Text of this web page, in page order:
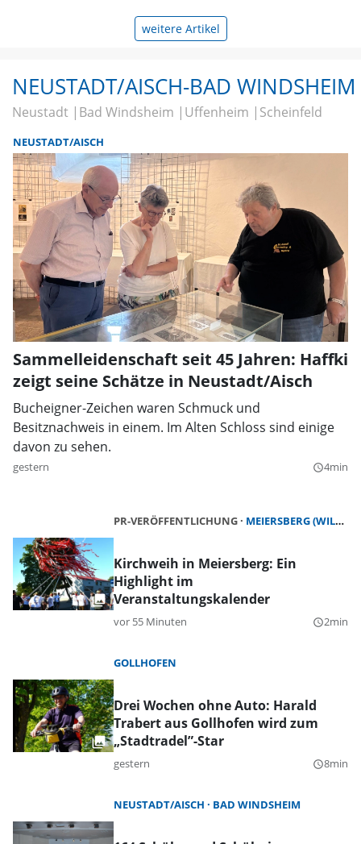
weitere Artikel
NEUSTADT/AISCH-BAD WINDSHEIM
Neustadt Bad Windsheim Uffenheim Scheinfeld
NEUSTADT/AISCH
Sammelleidenschaft seit 45 Jahren: Haffki
zeigt seine Schätze in Neustadt/Aisch
Bucheigner-Zeichen waren Schmuck und
Besitznachweis in einem. Im Alten Schloss sind einige
davon zu sehen.
gestern query_builder4min
PR-VERÖFFENTLICHUNG MEIERSBERG (WILHERMSDORF)
Kirchweih in Meiersberg: Ein
Highlight im
Veranstaltungskalender
vor 55 Minuten query_builder2min
GOLLHOFEN
Drei Wochen ohne Auto: Harald
Trabert aus Gollhofen wird zum
„Stadtradel”-Star
gestern query_builder8min
NEUSTADT/AISCH BAD WINDSHEIM